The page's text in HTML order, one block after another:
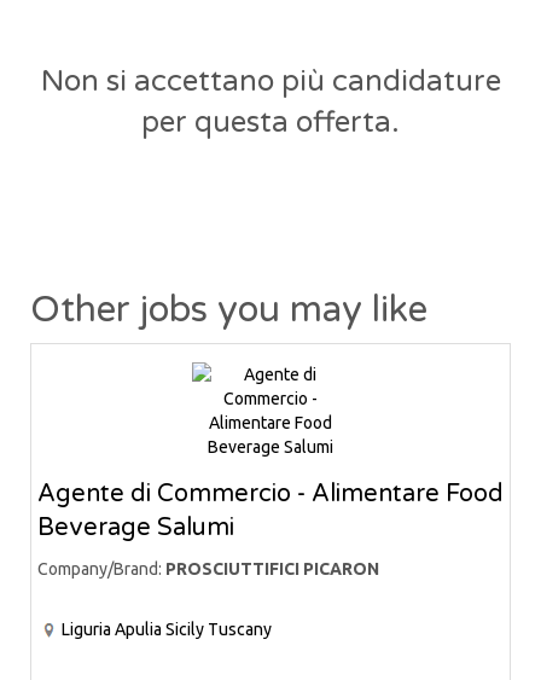
Non si accettano più candidature
per questa offerta.
Other jobs you may like
Agente di Commercio - Alimentare Food
Beverage Salumi
Company/Brand: PROSCIUTTIFICI PICARON
Liguria Apulia Sicily Tuscany